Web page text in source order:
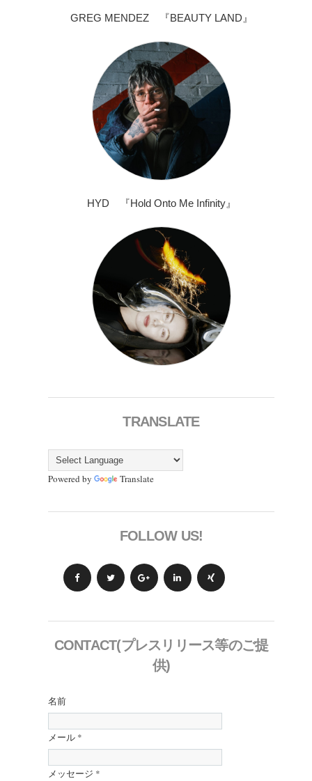
GREG MENDEZ 『BEAUTY LAND』
HYD 『Hold Onto Me Infinity』
TRANSLATE
Powered by Translate
FOLLOW US!
CONTACT(プレスリリース等のご提
供)
名前
メール *
メッセージ *